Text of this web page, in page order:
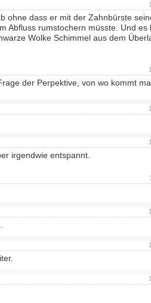
ohne dass er mit der Zahnbürste
Abfluss rumstochern müsste. Und es
Wolke Schimmel aus dem
der Perpektive, von wo kommt
irgendwie entspannt.